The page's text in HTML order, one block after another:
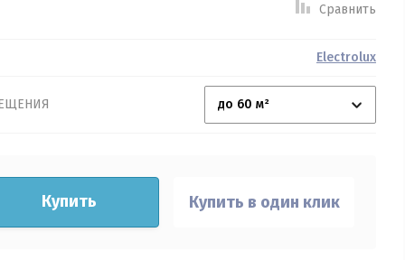
серебра:
Сравнить
Electrolux
Купить Купить в один клик